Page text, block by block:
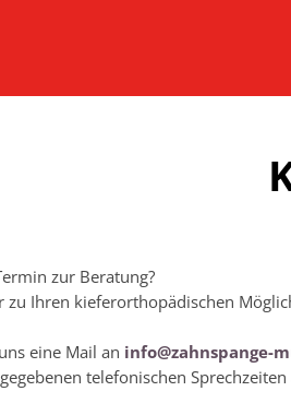
zur Beratung?
zu Ihren kieferorthopädischen
eine Mail an info@zahnspange-
telefonischen Sprechzeiten